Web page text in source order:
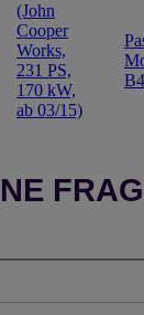
(John
Cooper
Works,
231 PS,
170 kW,
ab 03/15)